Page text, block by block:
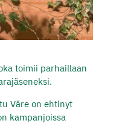
toimii parhaillaan
Väre on ehtinyt
kampanjoissa